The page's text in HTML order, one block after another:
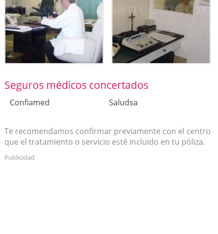
Seguros médicos concertados
Confiamed Saludsa
Te recomendamos confirmar previamente con el centro
que el tratamiento o servicio esté incluido en tu póliza.
Publicidad